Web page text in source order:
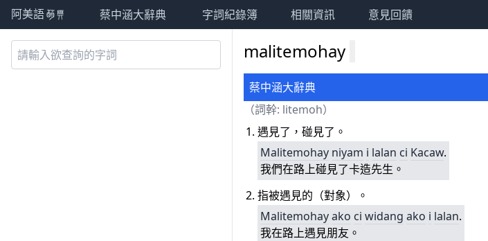
阿美語萌典 蔡中涵大辭典 字詞紀錄簿 相關資訊 意見回饋
malitemohay
蔡中涵大辭典
（詞幹: litemoh）
遇見了，碰見了。
Malitemohay niyam i lalan ci Kacaw.
我們在路上碰見了卡造先生。
指被遇見的（對象）。
Malitemohayako ci widang ako i lalan.
我在路上遇見朋友。